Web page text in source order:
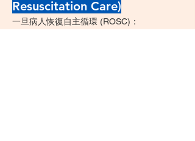
Resuscitation Care)
一旦病人恢復自主循環 (ROSC)：